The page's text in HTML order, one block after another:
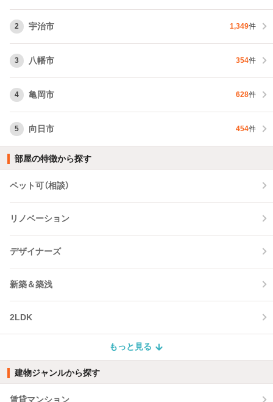
2 宇治市 1,349件
3 八幡市 354件
4 亀岡市 628件
5 向日市 454件
部屋の特徴から探す
ペット可（相談）
リノベーション
デザイナーズ
新築＆築浅
2LDK
もっと見る
建物ジャンルから探す
賃貸マンション